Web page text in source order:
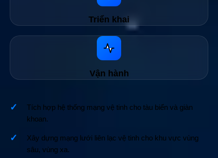
Triển khai
Vận hành
Tích hợp hệ thống mạng vệ tinh cho tàu biển và giàn
khoan.
Xây dựng mạng lưới liên lạc vệ tinh cho khu vực vùng
sâu, vùng xa.